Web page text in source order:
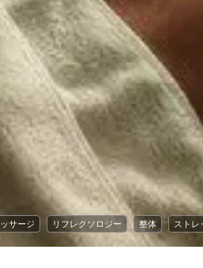
サージ リフレクソロジー 整体 ストレ